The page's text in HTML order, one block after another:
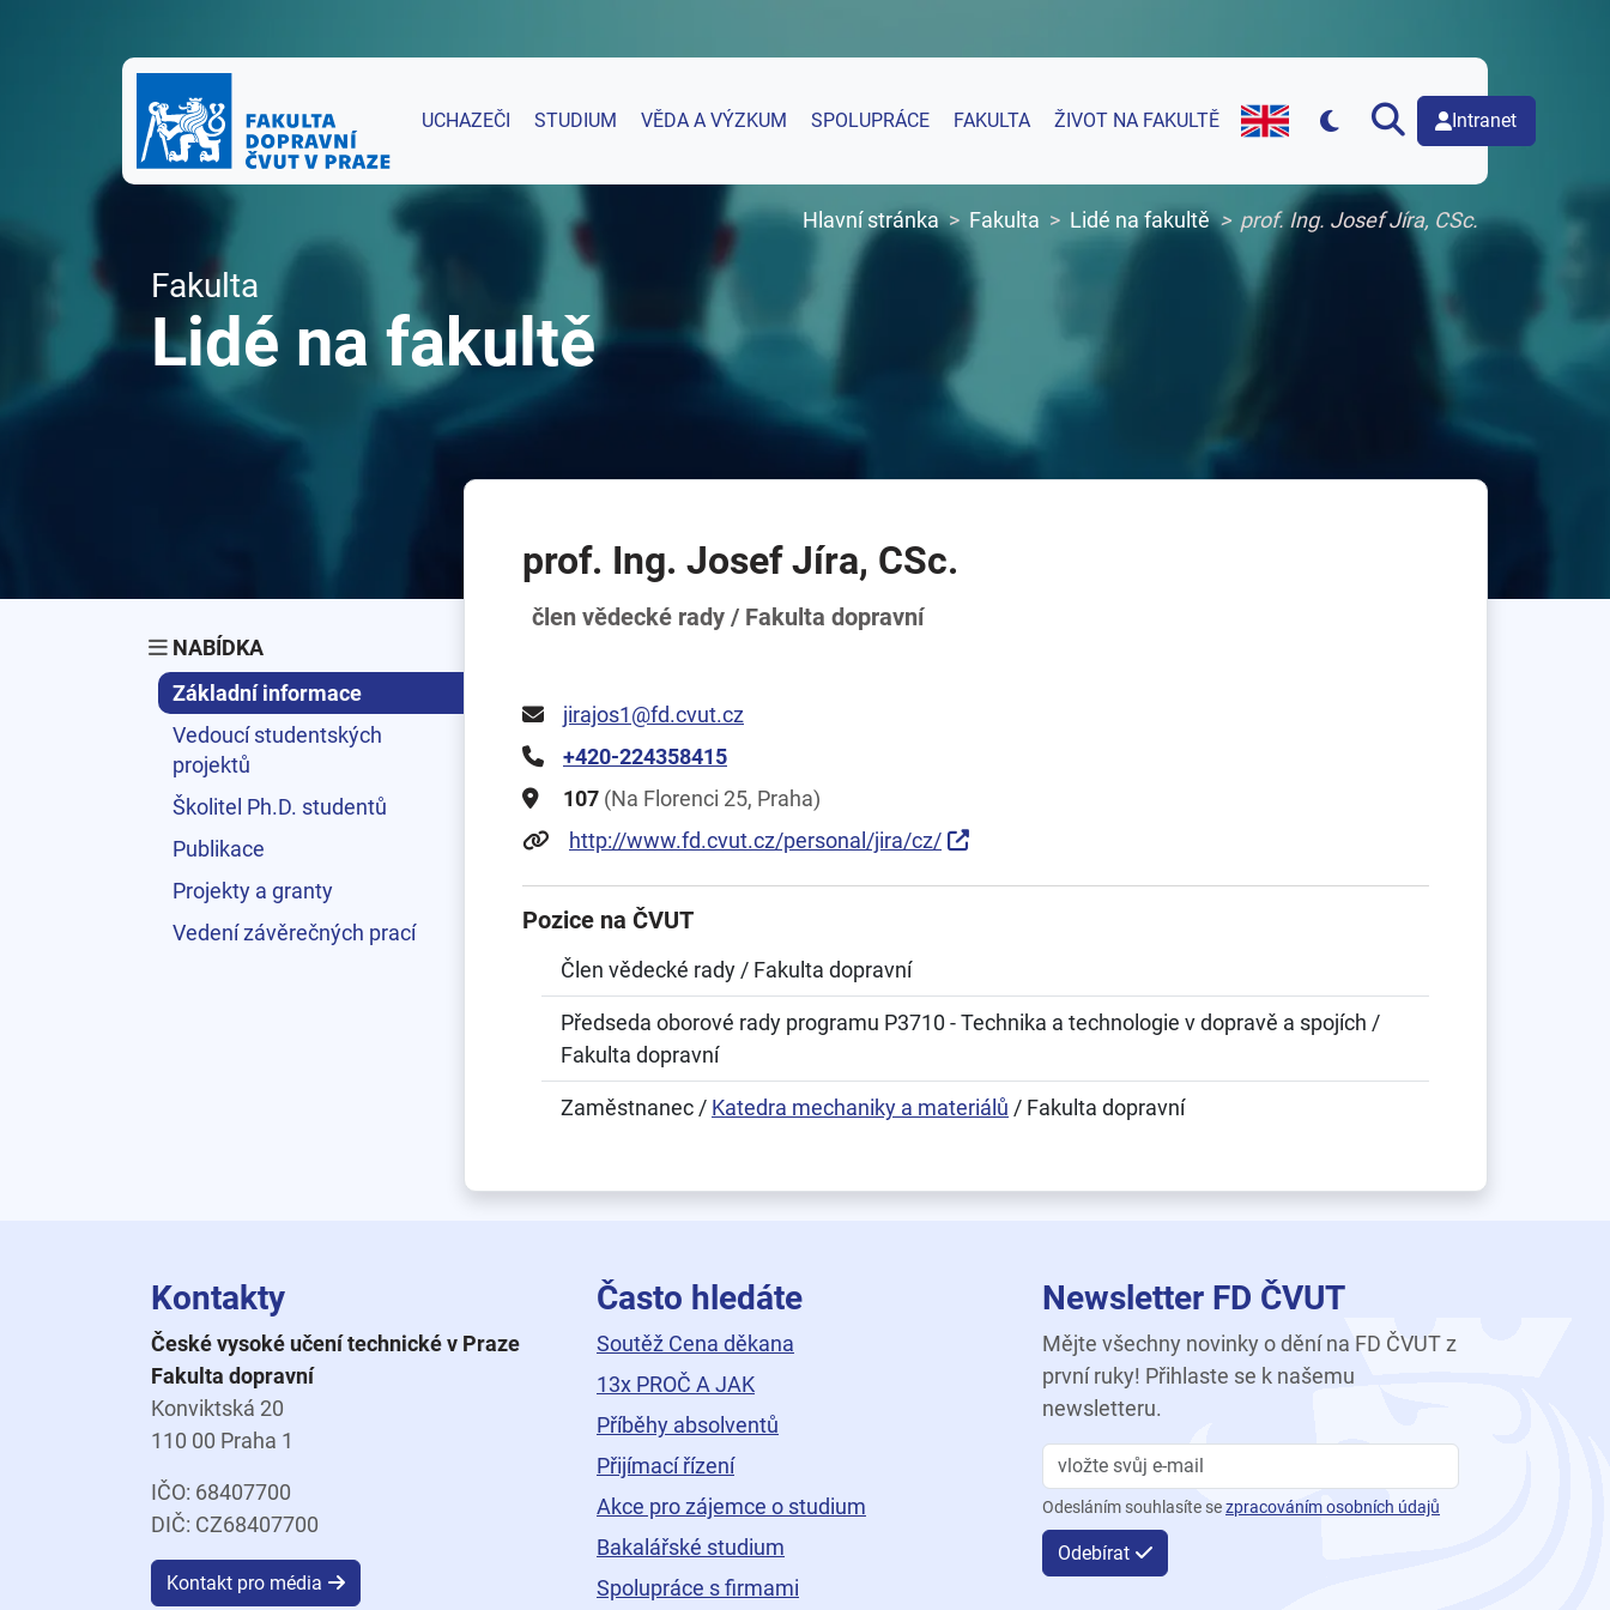
UCHAZEČI STUDIUM VĚDA A VÝZKUM SPOLUPRÁCE FAKULTA ŽIVOT NA FAKULTĚ
English version of web page
Intranet
Hlavní stránka Fakulta Lidé na fakultě prof. Ing. Josef Jíra, CSc.
Fakulta
Lidé na fakultě
NABÍDKA
Základní informace
Vedoucí studentských
projektů
Školitel Ph.D. studentů
Publikace
Projekty a granty
Vedení závěrečných prací
prof. Ing. Josef Jíra, CSc.
člen vědecké rady / Fakulta dopravní
jirajos1@fd.cvut.cz
+420-224358415
107 (Na Florenci 25, Praha)
http://www.fd.cvut.cz/personal/jira/cz/
Pozice na ČVUT
Člen vědecké rady / Fakulta dopravní
Předseda oborové rady programu P3710 - Technika a technologie v dopravě a spojích /
Fakulta dopravní
Zaměstnanec / Katedra mechaniky a materiálů / Fakulta dopravní
Kontakty
České vysoké učení technické v Praze
Fakulta dopravní
Konviktská 20
110 00 Praha 1
IČO: 68407700
DIČ: CZ68407700
Kontakt pro média
Často hledáte
Soutěž Cena děkana
13x PROČ A JAK
Příběhy absolventů
Přijímací řízení
Akce pro zájemce o studium
Bakalářské studium
Spolupráce s firmami
Newsletter FD ČVUT
Mějte všechny novinky o dění na FD ČVUT z
první ruky! Přihlaste se k našemu
newsletteru.
Odesláním souhlasíte sezpracováním osobních údajů
Odebírat